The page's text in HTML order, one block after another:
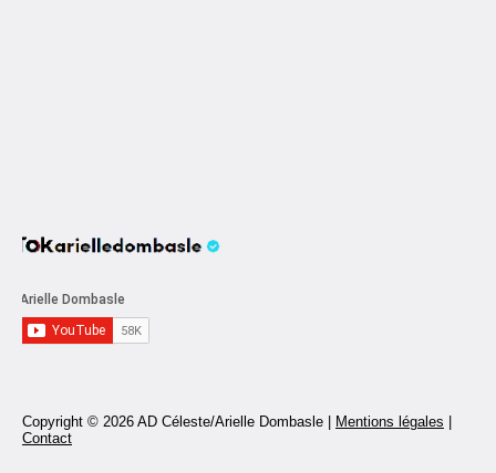
Copyright © 2026 AD Céleste/Arielle Dombasle | Mentions légales
Contact